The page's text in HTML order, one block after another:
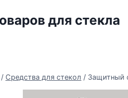
для стекла
/ Средства для стекол / Защитный